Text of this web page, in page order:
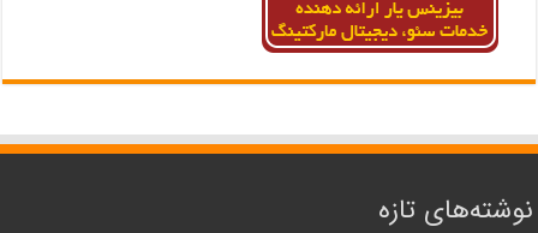
نوشته‌های تازه